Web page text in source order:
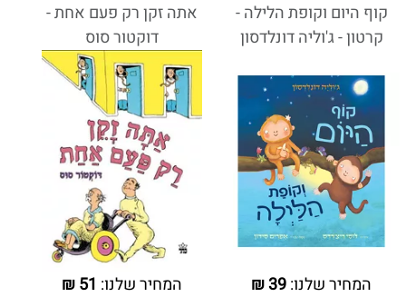
קוף היום וקופת הלילה -
קרטון - ג'וליה דונלדסון
המחיר שלנו:39
₪
אתה זקן רק פעם אחת -
דוקטור סוס
המחיר שלנו: 51
₪